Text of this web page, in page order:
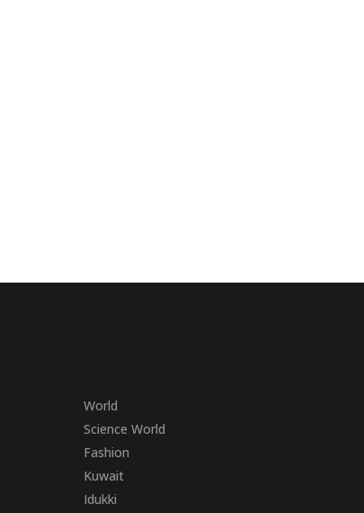
World
Science World
Fashion
Kuwait
Idukki